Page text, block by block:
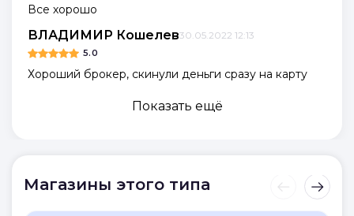
Все хорошо
ВЛАДИМИР Кошелев30.05.2022 12:13
5.0
Хороший брокер, скинули деньги сразу на карту
Показать ещё
Магазины этого типа